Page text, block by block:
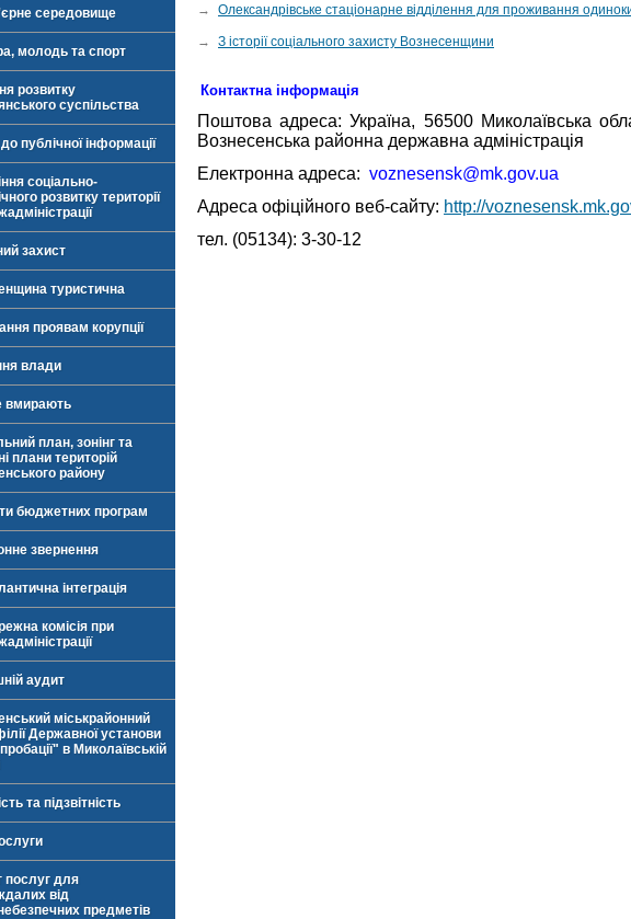
середовище
молодь та спорт
розвитку
суспільства
публічної інформації
соціально-
розвитку території
захист
туристична
проявам корупції
влади
вмирають
план, зонінг та
плани територій
району
бюджетних програм
звернення
інтеграція
комісія при
аудит
міськрайонний
Державної установи
в Миколаївській
та підзвітність
послуг для
від
предметів
→ Олександрівське стаціонарне відділення для проживання
→ З історії соціального захисту Вознесенщини
Контактна інформація
Поштова адреса: Україна, 56500 Миколаївська
Вознесенська районна державна адміністрація
Електронна адреса: voznesensk@mk.gov.ua
Адреса офіційного веб-сайту: http://
тел. (05134): 3-30-12